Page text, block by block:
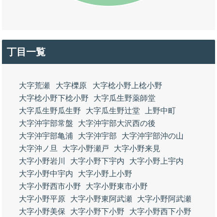
丁目一覧
大字荒瀬 大字櫟原
大字棯小野上棯小野
大字棯小野下棯小野
大字瓜生野薬師堂
大字瓜生野瓜生野
大字瓜生野辻堂
上野中町
大字沖宇部常盤
大字沖宇部大沢西の後
大字沖宇部亀浦
大字沖宇部
大字沖宇部沖の山
大字沖ノ旦
大字小野瀬戸
大字小野来見
大字小野岩川
大字小野下宇内
大字小野上宇内
大字小野中宇内
大字小野上小野
大字小野西市小野
大字小野東市小野
大字小野平原
大字小野東阿武瀬
大字小野阿武瀬
大字小野美保
大字小野下小野 大字小野西下小野